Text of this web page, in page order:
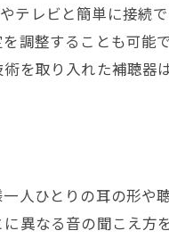
レビと簡単に接続
調整することも可能
を取り入れた補聴器
人ひとりの耳の形や
異なる音の聞こえ方